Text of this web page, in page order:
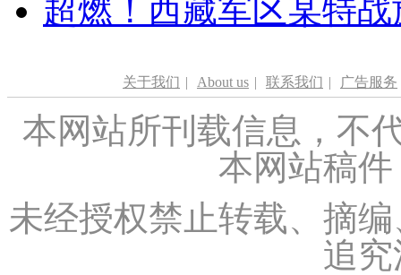
超燃！西藏军区某特
关于我们 | About us | 联系我们 | 广告服务
本网站所刊载信息，不
本网站稿
未经授权禁止转载、摘
追